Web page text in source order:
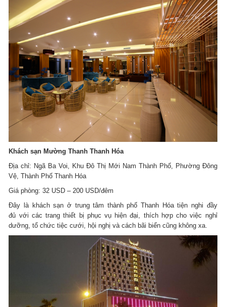
Khách sạn Mường Thanh Thanh Hóa
Địa chỉ: Ngã Ba Voi, Khu Đô Thị Mới Nam Thành Phố, Phường Đông
Vệ, Thành Phố Thanh Hóa
Giá phòng: 32 USD – 200 USD/đêm
Đây là khách sạn ở trung tâm thành phố Thanh Hóa tiện nghi đầy
đủ với các trang thiết bị phục vụ hiện đại, thích hợp cho việc nghỉ
dưỡng, tổ chức tiệc cưới, hội nghị và cách bãi biển cũng không xa.